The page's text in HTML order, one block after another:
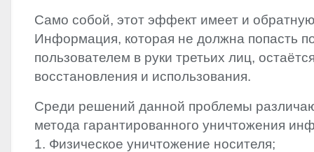
Само собой, этот эффект имеет и
Информация, которая не должна попасть
пользователем в руки третьих лиц,
восстановления и использования.
Среди решений данной проблемы
метода гарантированного уничтожения
1. Физическое уничтожение носителя;